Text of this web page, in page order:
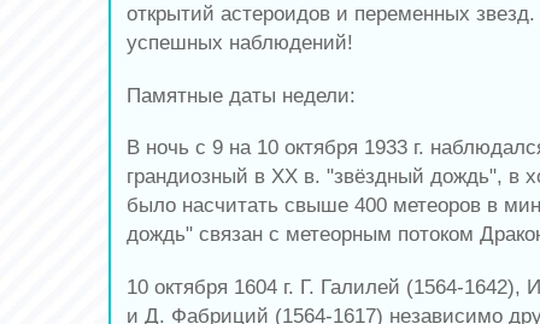
открытий астероидов и переменных
успешных наблюдений!
Памятные даты недели:
В ночь с 9 на 10 октября 1933 г.
грандиозный в XX в. "звёздный дождь", в
было насчитать свыше 400 метеоров в
дождь" связан с метеорным потоком
10 октября 1604 г. Г. Галилей (1564-1642),
и Д. Фабриций (1564-1617) независимо